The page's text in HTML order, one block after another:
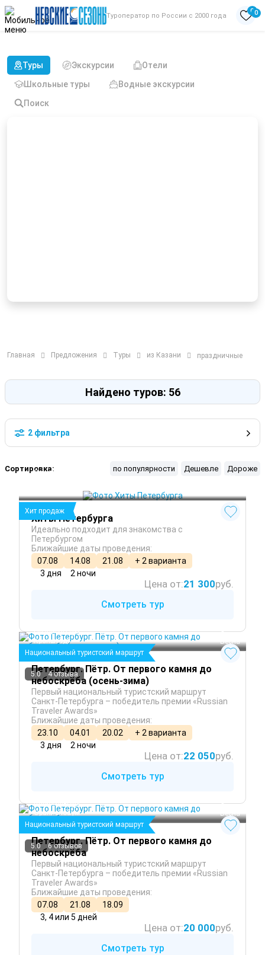
Туроператор по России с 2000 года
00
Туры Экскурсии
Отели
Школьные туры
Водные экскурсии
Поиск
Главная Предложения Туры из Казани праздничные
Найдено туров: 56
2 фильтра
Сортировка: по популярности Дешевле Дороже
Санкт-Петербург
Хит продаж
Хиты Петербурга
Идеально подходит для знакомства с
Петербургом
Ближайшие даты проведения:
07.08
14.08 21.08
+ 2 варианта
3 дня
2 ночи
Цена от:21 300руб.
Смотреть тур
Ораниенбаум
Кронштадт
Национальный туристский маршрут
5.0 4 отзыва
Осень
Весна
Петербург. Пётр. От первого камня до
небоскрёба (осень-зима)
Первый национальный туристский маршрут
Санкт-Петербурга – победитель премии «Russian
Traveler Awards»
Ближайшие даты проведения:
23.10
04.01 20.02
+ 2 варианта
3 дня
2 ночи
Цена от:22 050руб.
Смотреть тур
Шлиссельбург
Ораниенбаум
Национальный туристский маршрут
5.0 6 отзывов
Осень
Весна
Петербург. Пётр. От первого камня до
небоскрёба
Первый национальный туристский маршрут
Санкт-Петербурга – победитель премии «Russian
Traveler Awards»
Ближайшие даты проведения:
07.08
21.08
18.09
3, 4 или 5 дней
Цена от:20 000руб.
Смотреть тур